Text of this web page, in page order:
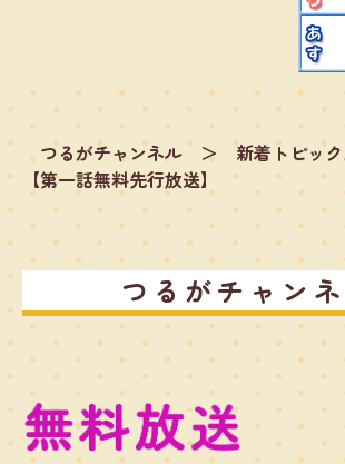
つるがチャンネル ＞ 新着トピッ
【第一話無料先行放送】
つるがチャン